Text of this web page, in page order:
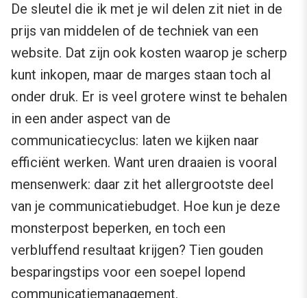
De sleutel die ik met je wil delen zit niet in de
prijs van middelen of de techniek van een
website. Dat zijn ook kosten waarop je scherp
kunt inkopen, maar de marges staan toch al
onder druk. Er is veel grotere winst te behalen
in een ander aspect van de
communicatiecyclus: laten we kijken naar
efficiënt werken. Want uren draaien is vooral
mensenwerk: daar zit het allergrootste deel
van je communicatiebudget. Hoe kun je deze
monsterpost beperken, en toch een
verbluffend resultaat krijgen? Tien gouden
besparingstips voor een soepel lopend
communicatiemanagement.